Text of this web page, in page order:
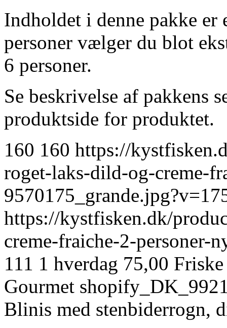
Indholdet i denne pakke
personer vælger du blot
6 personer.
Se beskrivelse af pakkens
produktside for produktet.
160 160 https://
roget-laks-dild-og-creme-
https://kystfisken.dk/
creme-fraiche-2-personer-
111 1 hverdag 75,00
Gourmet
Blinis med stenbiderrogn,